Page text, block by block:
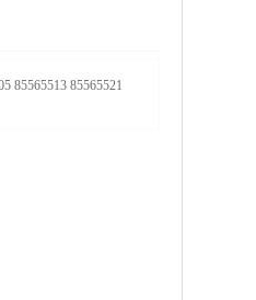
85565513 85565521